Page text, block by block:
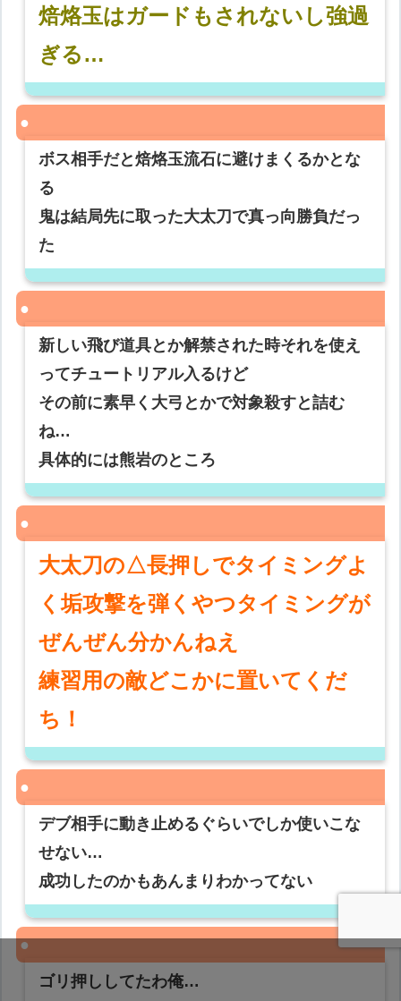
焙烙玉はガードもされないし強過
ぎる…
ボス相手だと焙烙玉流石に避けまくるかとな
る
鬼は結局先に取った大太刀で真っ向勝負だっ
た
新しい飛び道具とか解禁された時それを使え
ってチュートリアル入るけど
その前に素早く大弓とかで対象殺すと詰む
ね…
具体的には熊岩のところ
大太刀の△長押しでタイミングよ
く垢攻撃を弾くやつタイミングが
ぜんぜん分かんねえ
練習用の敵どこかに置いてくだ
ち！
デブ相手に動き止めるぐらいでしか使いこな
せない…
成功したのかもあんまりわかってない
ゴリ押ししてたわ俺…